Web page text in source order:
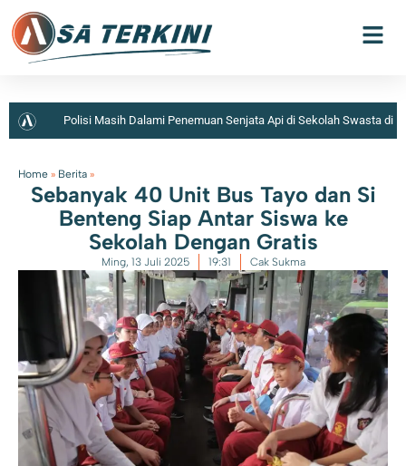
Polisi Masih Dalami Penemuan Senjata Api di Sekolah Swasta di
Home » Berita »
Sebanyak 40 Unit Bus Tayo dan Si
Benteng Siap Antar Siswa ke
Sekolah Dengan Gratis
Ming, 13 Juli 2025 19:31 Cak Sukma